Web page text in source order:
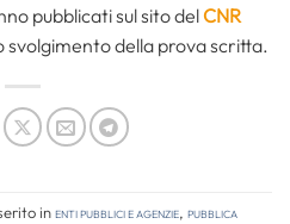
pubblicati sul sito delCNR
svolgimento della prova scritta.
inEnti pubblici e agenzie, Pubblica